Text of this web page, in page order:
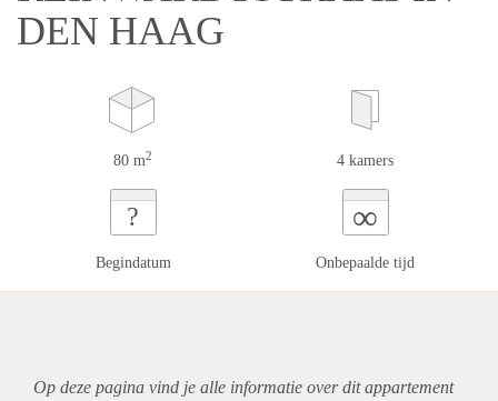
DEN HAAG
80 m2 4 kamers
?
Begindatum
∞
Onbepaalde tijd
Op deze pagina vind je alle informatie over ditappartement